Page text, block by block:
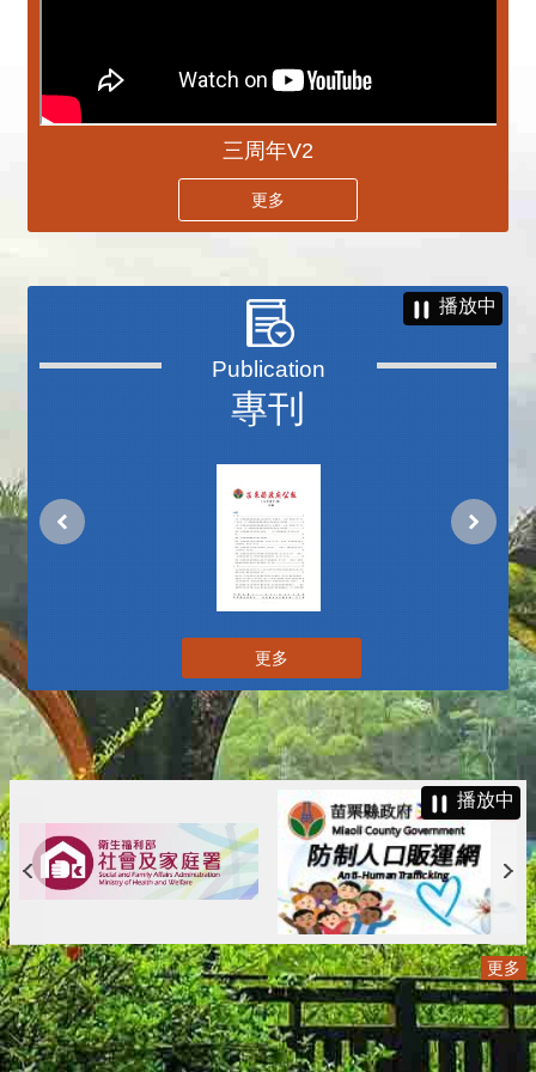
三周年V2
更多
專刊
播放中
更多
播放中
更多